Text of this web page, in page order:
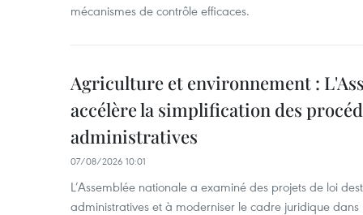
mécanismes de contrôle efficaces.
Agriculture et environnement :
accélère la simplification des
administratives
07/08/2026 10:01
L’Assemblée nationale a examiné des projets de loi
administratives et à moderniser le cadre juridique dans